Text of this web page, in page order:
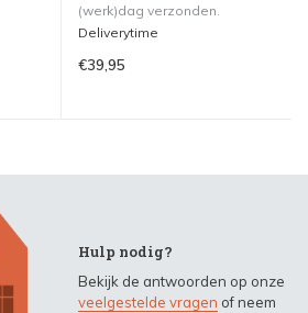
(werk)dag verzonden.
Deliverytime
€39,95
Hulp nodig?
Bekijk de antwoorden op onze
veelgestelde vragen of neem